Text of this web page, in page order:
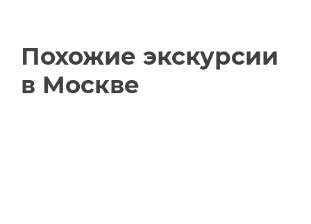
Похожие экскурсии
в Москве